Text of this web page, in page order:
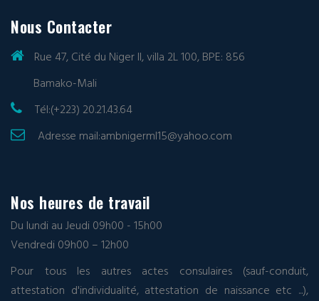
Nous Contacter
Rue 47, Cité du Niger II, villa 2L 100, BPE: 856
Bamako-Mali
Tél:(+223) 20.21.43.64
Adresse mail:ambnigerml15@yahoo.com
Nos heures de travail
Du lundi au Jeudi 09h00 - 15h00
Vendredi 09h00 – 12h00
Pour tous les autres actes consulaires (sauf-conduit,
attestation d'individualité, attestation de naissance etc ...),